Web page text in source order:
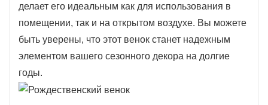
делает его идеальным как для использования в
помещении, так и на открытом воздухе. Вы можете
быть уверены, что этот венок станет надежным
элементом вашего сезонного декора на долгие
годы.